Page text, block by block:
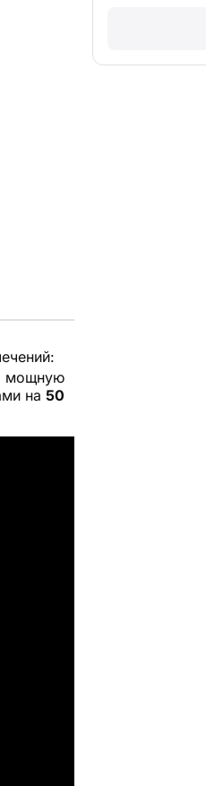
мощную
на 50